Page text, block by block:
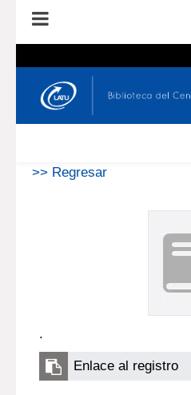
En el catálogo
>> Regresar
.
Enlace al registro